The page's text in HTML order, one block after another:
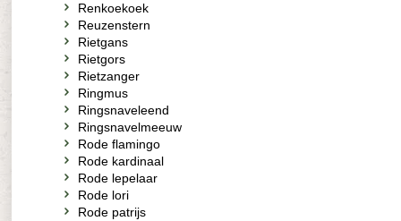
Renkoekoek
Reuzenstern
Rietgans
Rietgors
Rietzanger
Ringmus
Ringsnaveleend
Ringsnavelmeeuw
Rode flamingo
Rode kardinaal
Rode lepelaar
Rode lori
Rode patrijs